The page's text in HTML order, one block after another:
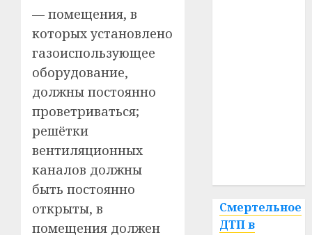
— помещения, в
которых установлено
газоиспользующее
оборудование,
должны постоянно
проветриваться;
решётки
вентиляционных
каналов должны
быть постоянно
открыты, в
помещения должен
Смертельное
ДТП в